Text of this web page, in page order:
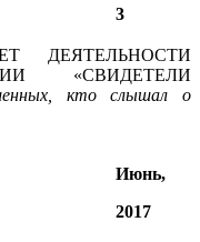
3
ДЕЯТЕЛЬНОСТИ
«СВИДЕТЕЛИ
кто слышал о
Июнь,
2017